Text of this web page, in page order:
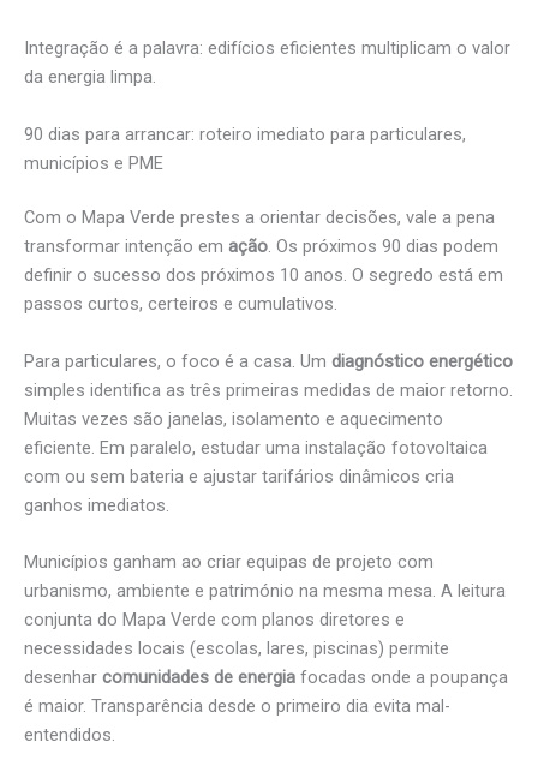
Integração é a palavra: edifícios eficientes multiplicam o valor
da energia limpa.
90 dias para arrancar: roteiro imediato para particulares,
municípios e PME
Com o Mapa Verde prestes a orientar decisões, vale a pena
transformar intenção em ação. Os próximos 90 dias podem
definir o sucesso dos próximos 10 anos. O segredo está em
passos curtos, certeiros e cumulativos.
Para particulares, o foco é a casa. Um diagnóstico energético
simples identifica as três primeiras medidas de maior retorno.
Muitas vezes são janelas, isolamento e aquecimento
eficiente. Em paralelo, estudar uma instalação fotovoltaica
com ou sem bateria e ajustar tarifários dinâmicos cria
ganhos imediatos.
Municípios ganham ao criar equipas de projeto com
urbanismo, ambiente e património na mesma mesa. A leitura
conjunta do Mapa Verde com planos diretores e
necessidades locais (escolas, lares, piscinas) permite
desenhar comunidades de energia focadas onde a poupança
é maior. Transparência desde o primeiro dia evita mal-
entendidos.